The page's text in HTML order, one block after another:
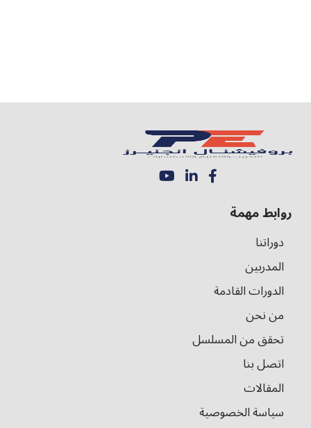
روابط مهمة
دوراتنا
المدربين
الدورات القادمة
من نحن
تحقق من المسلسل
اتصل بنا
المقالات
سياسة الخصوصية